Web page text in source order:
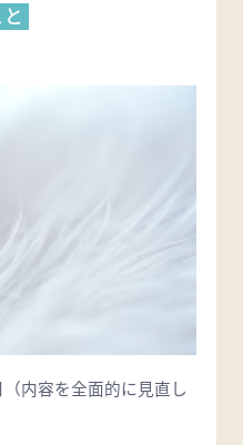
内容を全面的に見直し